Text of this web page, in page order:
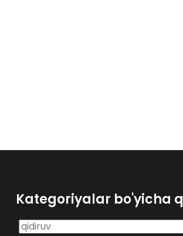
Kategoriyalar bo'yicha
Qidirshish: